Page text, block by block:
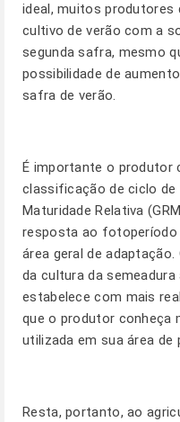
ideal, muitos produtores
cultivo de verão com a
segunda safra, mesmo
possibilidade de
safra de verão.
É importante o produtor
classificação de ciclo de
Maturidade Relativa
resposta ao fotoperíodo
área geral de adaptação.
da cultura da
estabelece com mais
que o produtor conheça
utilizada em sua área de
Resta, portanto, ao